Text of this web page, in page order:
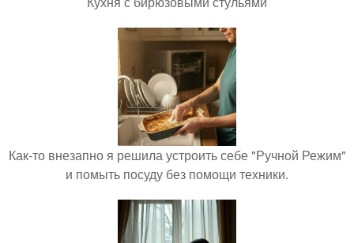
Как-то внезапно я решила устроить себе "Ручной Режим"
и помыть посуду без помощи техники.